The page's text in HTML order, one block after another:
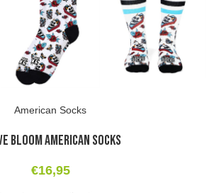
American Socks
Bloom American Socks
€16,95